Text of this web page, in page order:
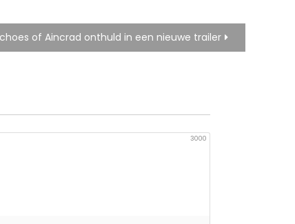
of Aincrad onthuld in een nieuwe trailer
3000